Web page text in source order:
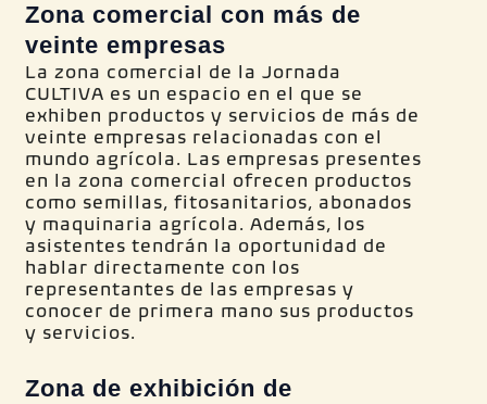
Zona comercial con más de
veinte empresas
La zona comercial de la Jornada
CULTIVA es un espacio en el que se
exhiben productos y servicios de más de
veinte empresas relacionadas con el
mundo agrícola. Las empresas presentes
en la zona comercial ofrecen productos
como semillas, fitosanitarios, abonados
y maquinaria agrícola. Además, los
asistentes tendrán la oportunidad de
hablar directamente con los
representantes de las empresas y
conocer de primera mano sus productos
y servicios.
Zona de exhibición de